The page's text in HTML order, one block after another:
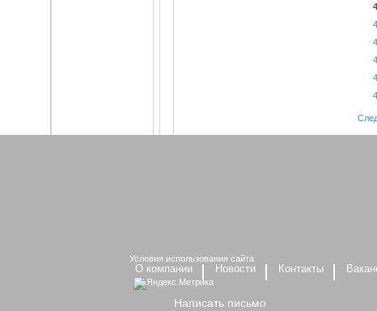
О компании Новости Контакты
Написать письмо
Условия использования сайта